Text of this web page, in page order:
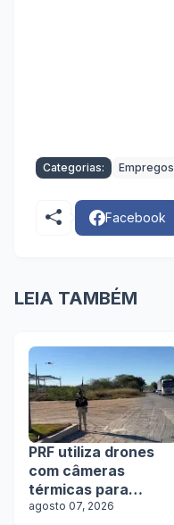
Categorias: Empregos
Facebook
LEIA TAMBÉM
PRF utiliza drones
com câmeras
térmicas para
fiscalizar freios de
agosto 07, 2026